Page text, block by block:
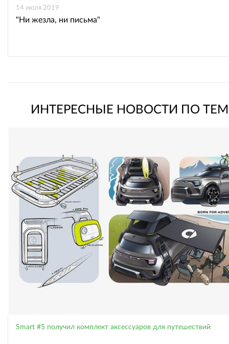
14 июля 2019
"Ни жезла, ни письма"
ИНТЕРЕСНЫЕ НОВОСТИ ПО
Smart #5 получил комплект аксессуаров для путешествий